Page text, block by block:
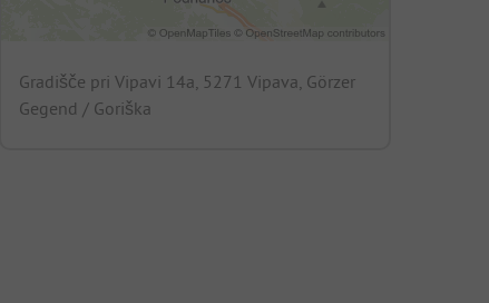
Gradišče pri Vipavi 14a, 5271 Vipava, Görzer
Gegend / Goriška